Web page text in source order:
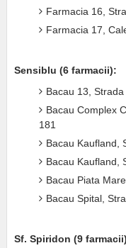
Farmacia 16,
Farmacia 17,
Sensiblu (6 farmacii):
Bacau 13,
Bacau Complex
181
Bacau Kaufland,
Bacau Kaufland,
Bacau Piata
Bacau Spital,
Sf. Spiridon (9